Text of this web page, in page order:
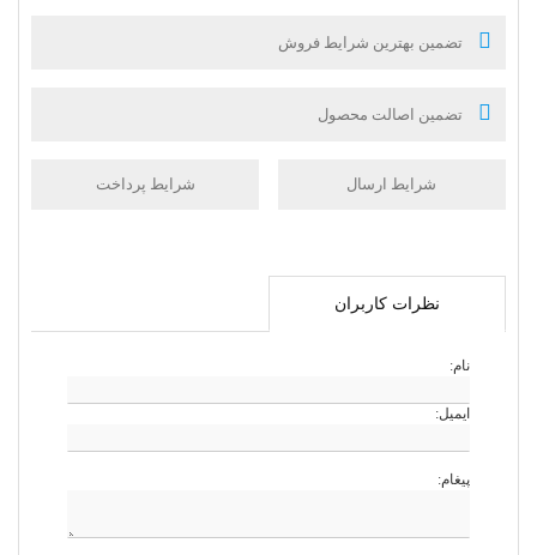
تضمین بهترین شرایط فروش
تضمین اصالت محصول
شرایط ارسال شرایط پرداخت
نظرات کاربران
نام:
ایمیل:
پیغام: